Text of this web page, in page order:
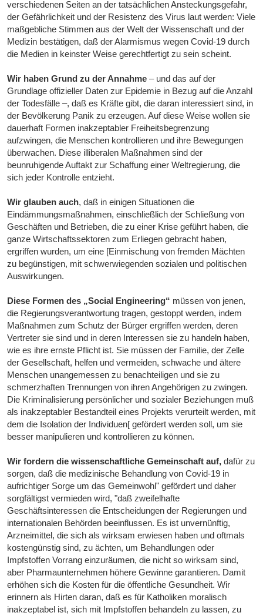
verschiedenen Seiten an der tatsächlichen Ansteckungsgefahr,
der Gefährlichkeit und der Resistenz des Virus laut werden: Viele
maßgebliche Stimmen aus der Welt der Wissenschaft und der
Medizin bestätigen, daß der Alarmismus wegen Covid-19 durch
die Medien in keinster Weise gerechtfertigt zu sein scheint.
Wir haben Grund zu der Annahme – und das auf der
Grundlage offizieller Daten zur Epidemie in Bezug auf die Anzahl
der Todesfälle –, daß es Kräfte gibt, die daran interessiert sind, in
der Bevölkerung Panik zu erzeugen. Auf diese Weise wollen sie
dauerhaft Formen inakzeptabler Freiheitsbegrenzung
aufzwingen, die Menschen kontrollieren und ihre Bewegungen
überwachen. Diese illiberalen Maßnahmen sind der
beunruhigende Auftakt zur Schaffung einer Weltregierung, die
sich jeder Kontrolle entzieht.
Wir glauben auch, daß in einigen Situationen die
Eindämmungsmaßnahmen, einschließlich der Schließung von
Geschäften und Betrieben, die zu einer Krise geführt haben, die
ganze Wirtschaftssektoren zum Erliegen gebracht haben,
ergriffen wurden, um eine [Einmischung von fremden Mächten
zu begünstigen, mit schwerwiegenden sozialen und politischen
Auswirkungen.
Diese Formen des „Social Engineering“ müssen von jenen,
die Regierungsverantwortung tragen, gestoppt werden, indem
Maßnahmen zum Schutz der Bürger ergriffen werden, deren
Vertreter sie sind und in deren Interessen sie zu handeln haben,
wie es ihre ernste Pflicht ist. Sie müssen der Familie, der Zelle
der Gesellschaft, helfen und vermeiden, schwache und ältere
Menschen unangemessen zu benachteiligen und sie zu
schmerzhaften Trennungen von ihren Angehörigen zu zwingen.
Die Kriminalisierung persönlicher und sozialer Beziehungen muß
als inakzeptabler Bestandteil eines Projekts verurteilt werden, mit
dem die Isolation der Individuen[ gefördert werden soll, um sie
besser manipulieren und kontrollieren zu können.
Wir fordern die wissenschaftliche Gemeinschaft auf, dafür zu
sorgen, daß die medizinische Behandlung von Covid-19 in
aufrichtiger Sorge um das Gemeinwohl" gefördert und daher
sorgfältigst vermieden wird, "daß zweifelhafte
Geschäftsinteressen die Entscheidungen der Regierungen und
internationalen Behörden beeinflussen. Es ist unvernünftig,
Arzneimittel, die sich als wirksam erwiesen haben und oftmals
kostengünstig sind, zu ächten, um Behandlungen oder
Impfstoffen Vorrang einzuräumen, die nicht so wirksam sind,
aber Pharmaunternehmen höhere Gewinne garantieren. Damit
erhöhen sich die Kosten für die öffentliche Gesundheit. Wir
erinnern als Hirten daran, daß es für Katholiken moralisch
inakzeptabel ist, sich mit Impfstoffen behandeln zu lassen, zu